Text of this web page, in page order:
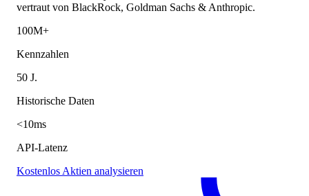
vertraut von BlackRock, Goldman Sachs & Anthropic.
100M+
Kennzahlen
50 J.
Historische Daten
<10ms
API-Latenz
Kostenlos Aktien analysieren